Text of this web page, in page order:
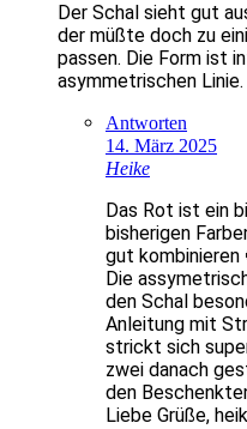
Der Schal sieht gut
der müßte doch zu
passen. Die Form ist
asymmetrischen Linie.
Antworten
14. März 2025
Heike
Das Rot ist ein
bisherigen
gut kombinieren
Die
den Schal
Anleitung mit
strickt sich
zwei danach
den
Liebe Grüße,